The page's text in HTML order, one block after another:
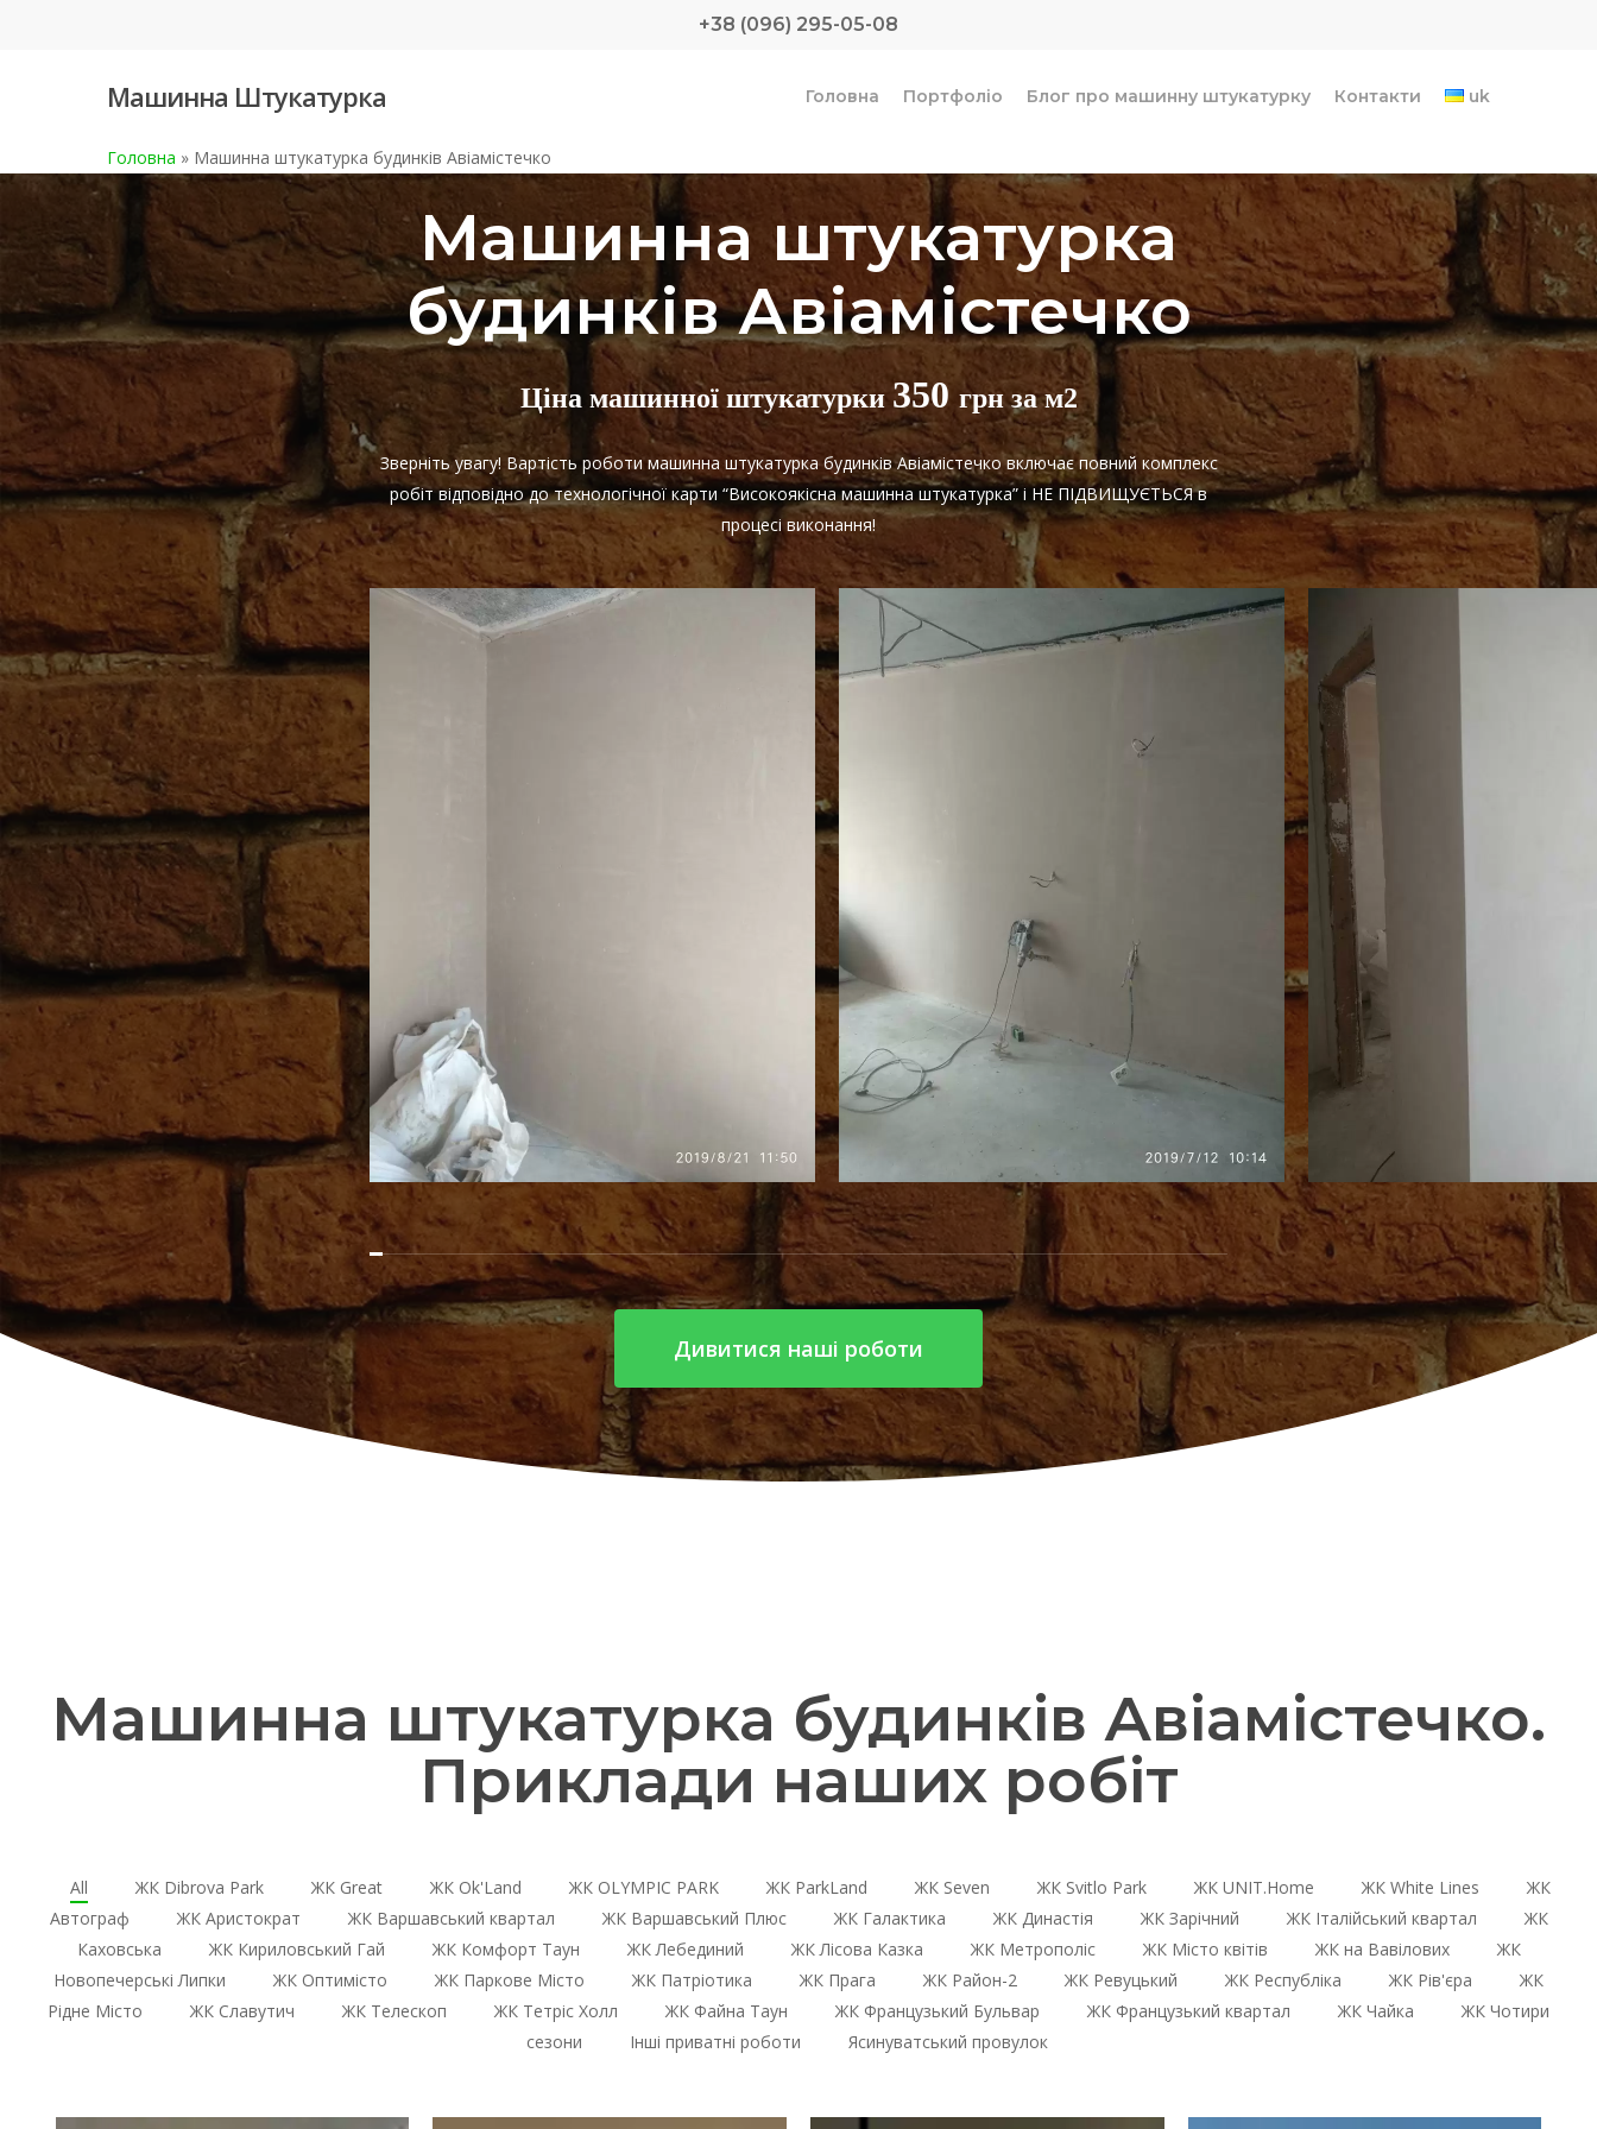
+38 (096) 295-05-08
Машинна Штукатурка Головна Портфоліо Блог про машинну штукатурку Контакти uk
Головна » Машинна штукатурка будинків Авіамістечко
Машинна штукатурка
будинків Авіамістечко
Ціна машинної штукатурки350грн за м2
Зверніть увагу! Вартість роботи машинна штукатурка будинків Авіамістечко включає повний комплекс
робіт відповідно до технологічної карти “Високоякісна машинна штукатурка” і НЕ ПІДВИЩУЄТЬСЯ в
процесі виконання!
Дивитися наші роботи
Машинна штукатурка будинків Авіамістечко.
Приклади наших робіт
All ЖК Dibrova Park ЖК Great ЖК Ok'Land ЖК OLYMPIC PARK ЖК ParkLand ЖК Seven ЖК Svitlo Park ЖК UNIT.Home ЖК White Lines
ЖК
Автограф
ЖК Аристократ ЖК Варшавський квартал ЖК Варшавський Плюс ЖК Галактика ЖК Династія ЖК Зарічний ЖК Італійський квартал
ЖК
Каховська
ЖК Кириловський Гай ЖК Комфорт Таун ЖК Лебединий ЖК Лісова Казка ЖК Метрополіс ЖК Місто квітів ЖК на Вавілових
ЖК
Новопечерські Липки
ЖК Оптимісто ЖК Паркове Місто ЖК Патріотика ЖК Прага ЖК Район-2 ЖК Ревуцький ЖК Республіка ЖК Рів'єра
ЖК
Рідне Місто
ЖК Славутич ЖК Телескоп ЖК Тетріс Холл ЖК Файна Таун ЖК Французький Бульвар ЖК Французький квартал ЖК Чайка
ЖК Чотири
сезони
Інші приватні роботи Ясинуватський провулок